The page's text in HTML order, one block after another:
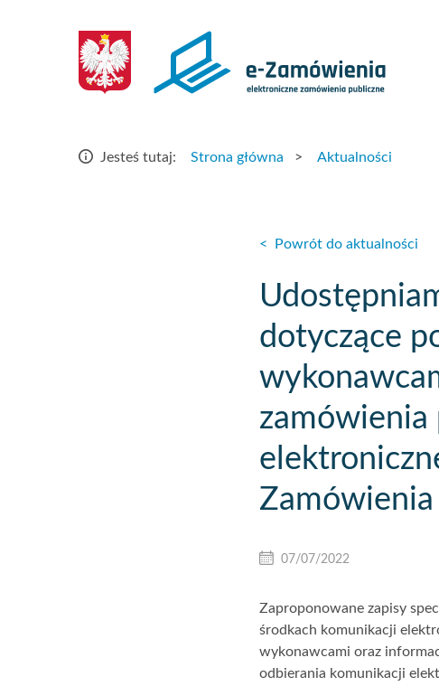
główna
Jesteś tutaj: Strona główna > Aktualności
< Powrót do aktualności
dotyczące
zamówienia
Zamówienia
07/07/2022
Zaproponowane zapisy
środkach komunikacji
wykonawcami oraz
odbierania komunikacji